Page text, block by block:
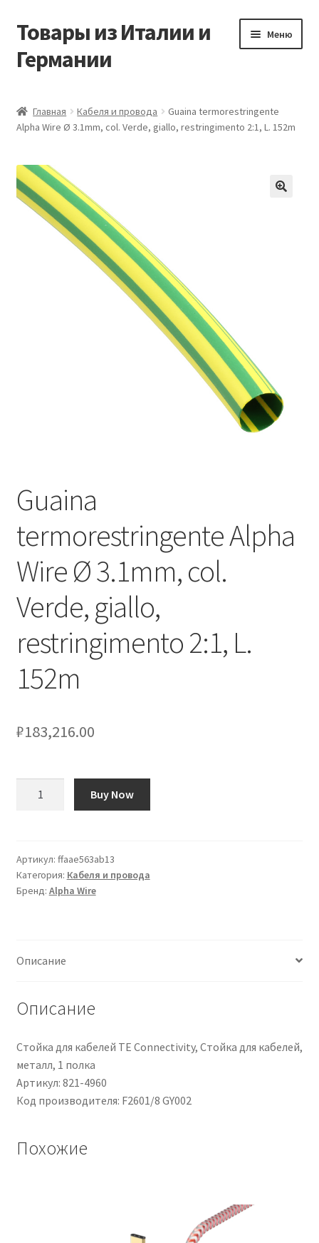
Перейти
навигации
Перейти
содержимому
Товары из Италии и
Германии
Меню
Виды доставки
Заказать товары из Европы
Контакты
Главная Кабеля и провода
Guaina termorestringente
Alpha Wire Ø 3.1mm, col. Verde, giallo, restringimento 2:1, L. 152m
Guaina
termorestringente Alpha
Wire Ø 3.1mm, col.
Verde, giallo,
restringimento 2:1, L.
152m
₽183,216.00
Alpha
Wire
Ø
giallo,
2:1,
L.
Buy Now
Артикул: ffaae563ab13
Категория: Кабеля и провода
Бренд: Alpha Wire
Описание
Описание
Стойка для кабелей TE Connectivity, Стойка для кабелей,
металл, 1 полка
Артикул: 821-4960
Код производителя: F2601/8 GY002
Похожие